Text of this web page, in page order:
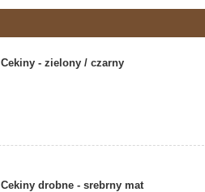
Cekiny - zielony / czarny
Cekiny drobne - srebrny mat